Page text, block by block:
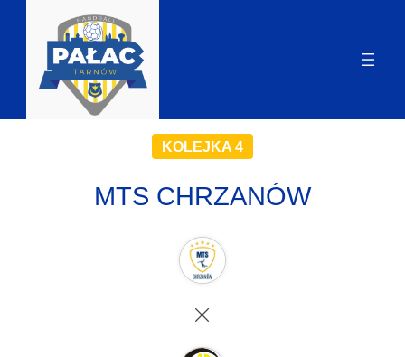
KOLEJKA 4
MTS CHRZANÓW